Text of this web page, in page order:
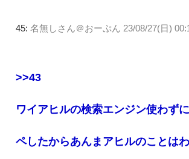
45: 名無しさん＠おーぷん 23/08/27(日)
>>43
ワイアヒルの検索エンジン使わず
ペしたからあんまアヒルのことは